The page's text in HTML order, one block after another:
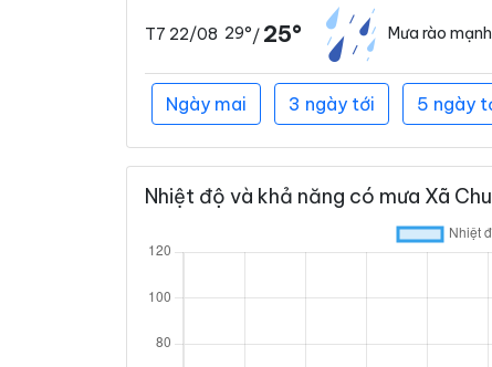
T7 22/08 29°/ 25° Mưa rào mạnh
Ngày mai 3 ngày tới 5 ngày
Nhiệt độ và khả năng có mưa Xã